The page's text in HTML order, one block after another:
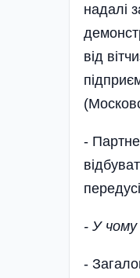
надалі
від
-
- У
-